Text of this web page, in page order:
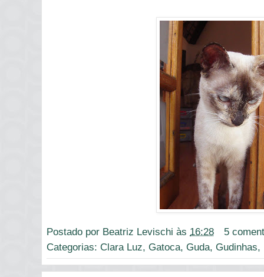
Postado por Beatriz Levischi às 16:28
5
Categorias: Clara Luz, Gatoca, Guda, Gudinhas,